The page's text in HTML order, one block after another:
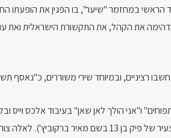
במחזמר "שיער", בו הפגין את הופעתו
את הקהל, את התקשורת הישראלית ואת
רציניים, ובמיוחד שירי משוררים, כ"נאסף
לחניו ל"שני תפוחים" ו"אני הולך לאן שאן"
את "אין מדינה לאהבה", "המנהיג", ו"זוהי הדרך שלי"